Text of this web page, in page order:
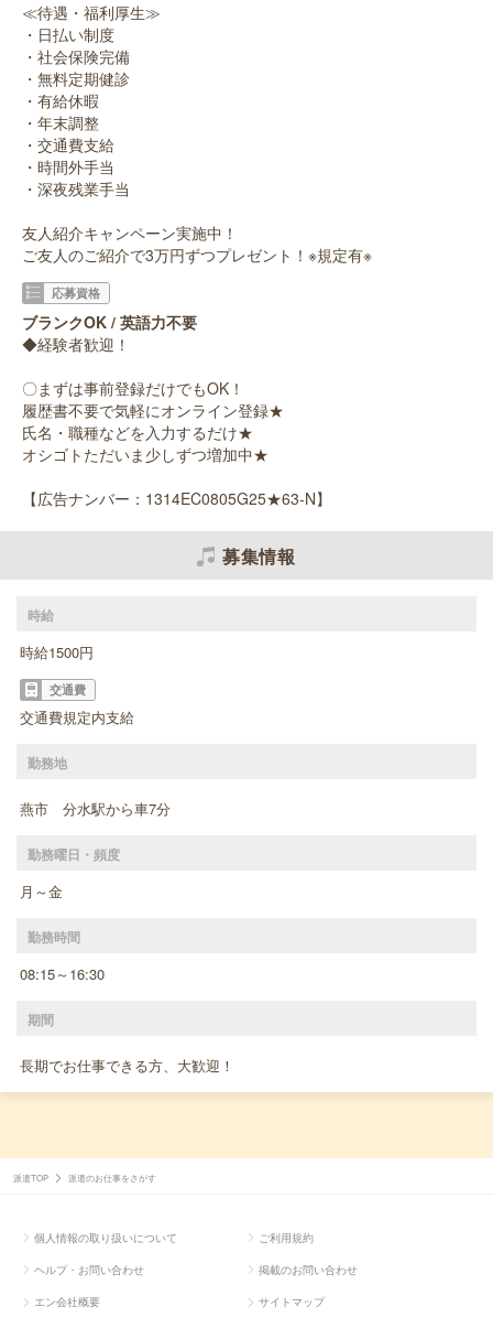
≪待遇・福利厚生≫
・日払い制度
・社会保険完備
・無料定期健診
・有給休暇
・年末調整
・交通費支給
・時間外手当
・深夜残業手当
友人紹介キャンペーン実施中！
ご友人のご紹介で3万円ずつプレゼント！※規定有※
応募資格
ブランクOK / 英語力不要
◆経験者歓迎！
〇まずは事前登録だけでもOK！
履歴書不要で気軽にオンライン登録★
氏名・職種などを入力するだけ★
オシゴトただいま少しずつ増加中★
【広告ナンバー：1314EC0805G25★63-N】
募集情報
時給
時給1500円
交通費
交通費規定内支給
勤務地
燕市 分水駅から車7分
勤務曜日・頻度
月～金
勤務時間
08:15～16:30
期間
長期でお仕事できる方、大歓迎！
派遣TOP 派遣のお仕事をさがす
個人情報の取り扱いについて ご利用規約
ヘルプ・お問い合わせ 掲載のお問い合わせ
エン会社概要 サイトマップ